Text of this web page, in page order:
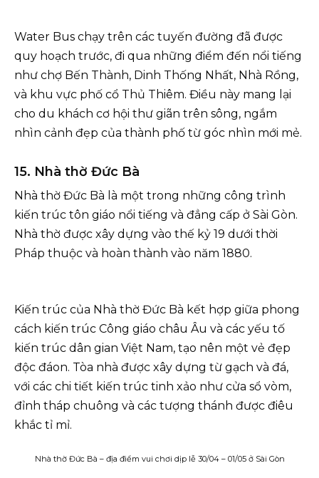
Water Bus chạy trên các tuyến đường đã được
quy hoạch trước, đi qua những điểm đến nổi tiếng
như chợ Bến Thành, Dinh Thống Nhất, Nhà Rồng,
và khu vực phố cổ Thủ Thiêm. Điều này mang lại
cho du khách cơ hội thư giãn trên sông, ngắm
nhìn cảnh đẹp của thành phố từ góc nhìn mới mẻ.
15. Nhà thờ Đức Bà
Nhà thờ Đức Bà là một trong những công trình
kiến trúc tôn giáo nổi tiếng và đẳng cấp ở Sài Gòn.
Nhà thờ được xây dựng vào thế kỷ 19 dưới thời
Pháp thuộc và hoàn thành vào năm 1880.
Kiến trúc của Nhà thờ Đức Bà kết hợp giữa phong
cách kiến trúc Công giáo châu Âu và các yếu tố
kiến trúc dân gian Việt Nam, tạo nên một vẻ đẹp
độc đáon. Tòa nhà được xây dựng từ gạch và đá,
với các chi tiết kiến trúc tinh xảo như cửa sổ vòm,
đỉnh tháp chuông và các tượng thánh được điêu
khắc tỉ mỉ.
Nhà thờ Đức Bà – địa điểm vui chơi dịp lễ 30/04 – 01/05 ở Sài Gòn